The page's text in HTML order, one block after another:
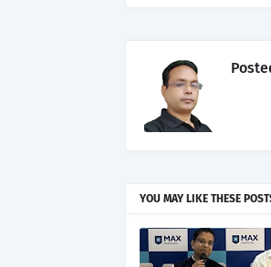
YOU MAY LIKE THESE